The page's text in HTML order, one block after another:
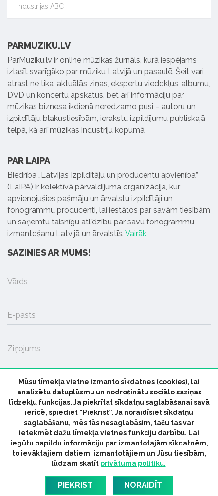
Industrijas ABC
PARMUZIKU.LV
ParMuziku.lv ir online mūzikas žurnāls, kurā iespējams
izlasīt svarīgāko par mūziku Latvijā un pasaulē. Šeit vari
atrast ne tikai aktuālās ziņas, ekspertu viedokļus, albumu,
DVD un koncertu apskatus, bet arī informāciju par
mūzikas biznesa ikdienā neredzamo pusi – autoru un
izpildītāju blakustiesībām, ierakstu izpildījumu publiskajā
telpā, kā arī mūzikas industriju kopumā.
PAR LAIPA
Biedrība „Latvijas Izpildītāju un producentu apvienība”
(LaIPA) ir kolektīvā pārvaldījuma organizācija, kur
apvienojušies pašmāju un ārvalstu izpildītāji un
fonogrammu producenti, lai iestātos par savām tiesībām
un saņemtu taisnīgu atlīdzību par savu fonogrammu
izmantošanu Latvijā un ārvalstīs. Vairāk
SAZINIES AR MUMS!
Vārds
E-pasts
Ziņojums
SŪTĪT
© 2026 parmuziku.lv, visas tiesības paturētas
ParMuziku.lv Mūzikas Ziņas
Industrijas Ziņas
Industrijas ABC
Mūzika Biznesam
Latvijas oficiālais
dziesmu TOPS
RIGaLIVE
Mūsu tīmekļa vietne izmanto sīkdatnes (cookies), lai
analizētu datuplūsmu un nodrošinātu sociālo saziņas
līdzekļu funkcijas. Ja piekrītat sīkdatņu saglabāšanai savā
ierīcē, spiediet “Piekrist”. Ja noraidīsiet sīkdatņu
saglabāšanu, mēs tās nesaglabāsim, taču tas var
ietekmēt dažu tīmekļa vietnes funkciju darbību. Lai
iegūtu papildu informāciju par izmantotajām sīkdatnēm,
to ievāktajiem datiem, izmantotājiem un Jūsu tiesībām,
lūdzam skatīt privātuma politiku.
PIEKRIST NORAIDĪT